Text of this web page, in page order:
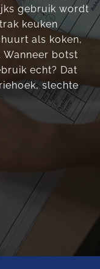
gebruik wordt
keuken
als koken,
Wanneer botst
echt? Dat
slechte